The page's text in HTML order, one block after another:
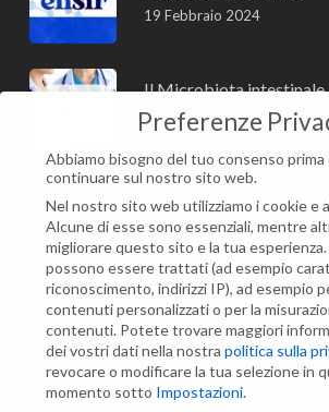
19 Febbraio 2024
Il Microbiota
approfondire
Modifica impostazione Cookies
Contatti
Via Maria Montessori, 21
00135 Roma (RM)
Preferenze
Abbiamo bisogno del tuo consenso prima
continuare sul nostro sito web.
Nel nostro sito web utilizziamo i cookie e
Alcune di esse sono essenziali, mentre
migliorare questo sito e la tua esperienza.
possono essere trattati (ad esempio
riconoscimento, indirizzi IP), ad esempio
contenuti personalizzati o per la
contenuti. Potete trovare maggiori
dei vostri dati nella nostra politica sulla
revocare o modificare la tua selezione in
momento sotto Impostazioni.